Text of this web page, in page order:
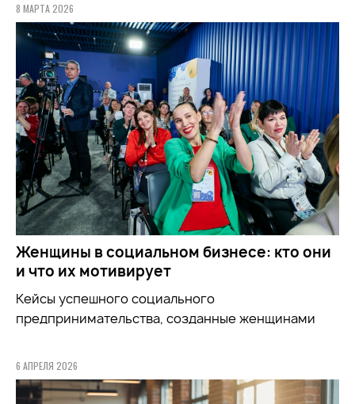
8 МАРТА 2026
Женщины в социальном бизнесе: кто они
и что их мотивирует
Кейсы успешного социального
предпринимательства, созданные женщинами
6 АПРЕЛЯ 2026